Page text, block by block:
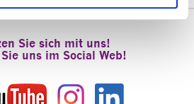
Sie sich mit uns!
uns im Social Web!